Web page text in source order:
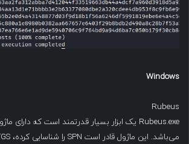
Windows
Rubeus